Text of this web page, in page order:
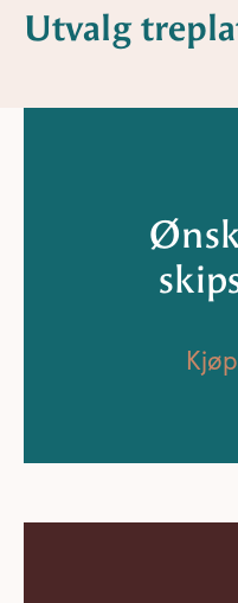
Utvalg